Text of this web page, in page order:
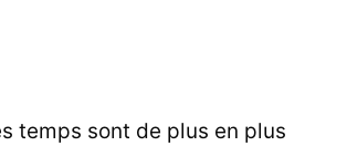
temps sont de plus en plus